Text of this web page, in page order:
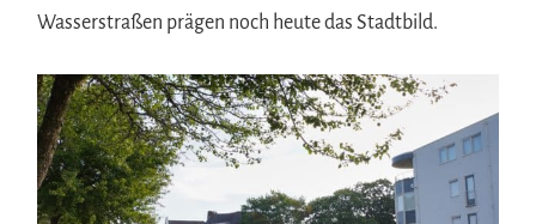
Wasserstraßen prägen noch heute das Stadtbild.